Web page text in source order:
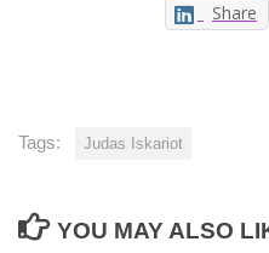
Share
Tags: Judas Iskariot
YOU MAY ALSO